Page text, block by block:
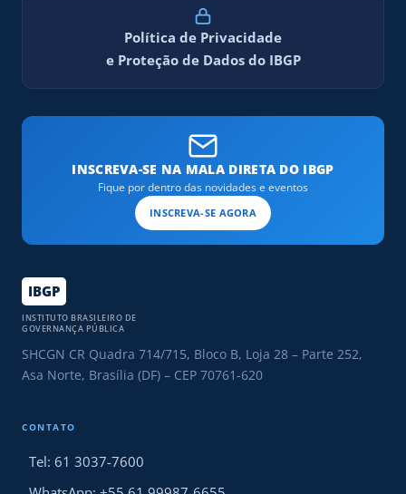
SURGIMENTO
IA
PÚBLICO
Política de Privacidade
e Proteção de Dados do IBGP
INSCREVA-SE NA MALA DIRETA DO IBGP
Fique por dentro das novidades e eventos
INSCREVA-SE AGORA
IBGP
INSTITUTO BRASILEIRO DE
GOVERNANÇA PÚBLICA
SHCGN CR Quadra 714/715, Bloco B, Loja 28 – Parte 252,
Asa Norte, Brasília (DF) – CEP 70761-620
CONTATO
Tel: 61 3037-7600